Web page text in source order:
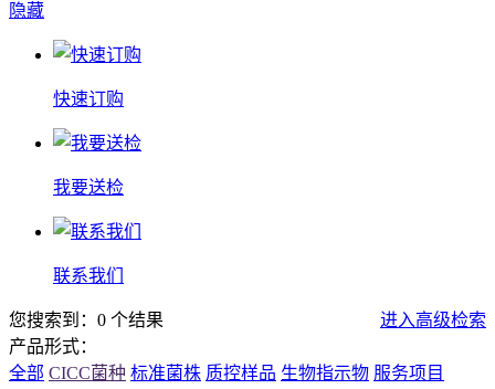
隐藏
快速订购
我要送检
联系我们
您搜索到：0 个结果
进入高级检索
产品形式：
全部 CICC菌种 标准菌株 质控样品 生物指示物 服务项目